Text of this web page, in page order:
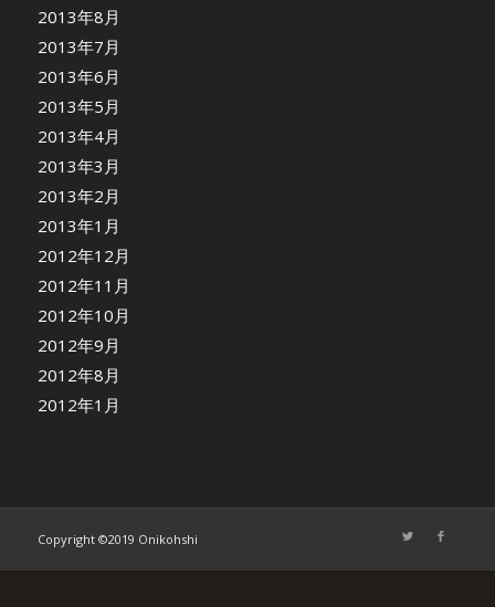
2013年8月
2013年7月
2013年6月
2013年5月
2013年4月
2013年3月
2013年2月
2013年1月
2012年12月
2012年11月
2012年10月
2012年9月
2012年8月
2012年1月
Copyright ©2019 Onikohshi